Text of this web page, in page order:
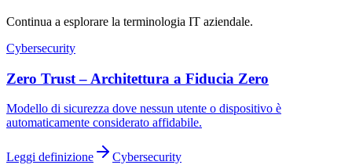
Continua a esplorare la terminologia IT aziendale.
Cybersecurity
Zero Trust – Architettura a Fiducia Zero
Modello di sicurezza dove nessun utente o dispositivo è
automaticamente considerato affidabile.
Leggi definizione Cybersecurity